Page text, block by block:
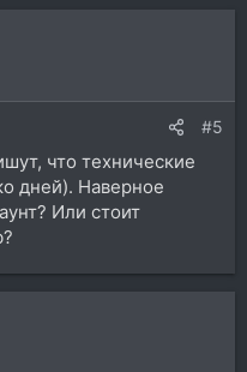
#5
что технические
дней). Наверное
Или стоит